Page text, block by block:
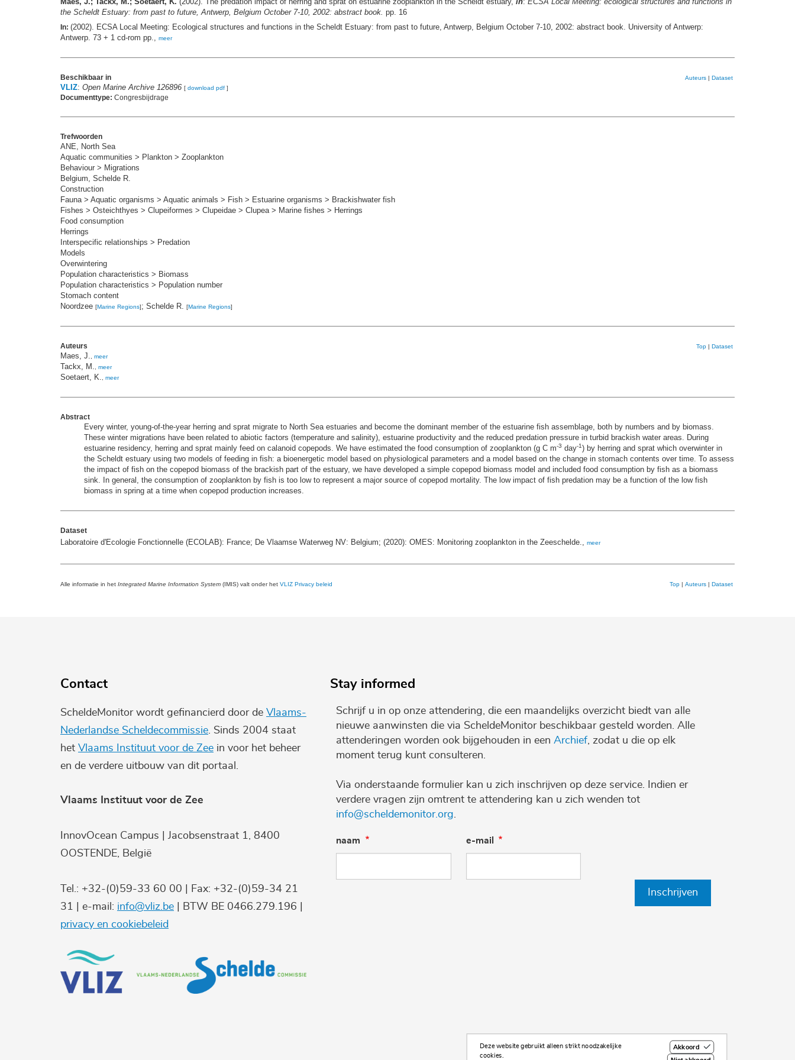
the Scheldt Estuary: from past to future, Antwerp, Belgium October 7-10, 2002: abstract book. pp. 16
In: (2002). ECSA Local Meeting: Ecological structures and functions in the Scheldt Estuary: from past to future, Antwerp, Belgium October 7-10, 2002: abstract book. University of Antwerp:
Antwerp. 73 + 1 cd-rom pp., meer
Beschikbaar in Auteurs | Dataset
VLIZ: Open Marine Archive 126896 [ download pdf ]
Documenttype: Congresbijdrage
Trefwoorden
ANE, North Sea
Aquatic communities > Plankton > Zooplankton
Behaviour > Migrations
Belgium, Schelde R.
Construction
Fauna > Aquatic organisms > Aquatic animals > Fish > Estuarine organisms > Brackishwater fish
Fishes > Osteichthyes > Clupeiformes > Clupeidae > Clupea > Marine fishes > Herrings
Food consumption
Herrings
Interspecific relationships > Predation
Models
Overwintering
Population characteristics > Biomass
Population characteristics > Population number
Stomach content
Noordzee [Marine Regions]; Schelde R. [Marine Regions]
Auteurs Top | Dataset
Maes, J., meer
Tackx, M., meer
Soetaert, K., meer
Abstract
Every winter, young-of-the-year herring and sprat migrate to North Sea estuaries and become the dominant member of the estuarine fish assemblage, both by numbers and by biomass.
These winter migrations have been related to abiotic factors (temperature and salinity), estuarine productivity and the reduced predation pressure in turbid brackish water areas. During
estuarine residency, herring and sprat mainly feed on calanoid copepods. We have estimated the food consumption of zooplankton (g C m-3 day-1) by herring and sprat which overwinter in
the Scheldt estuary using two models of feeding in fish: a bioenergetic model based on physiological parameters and a model based on the change in stomach contents over time. To assess
the impact of fish on the copepod biomass of the brackish part of the estuary, we have developed a simple copepod biomass model and included food consumption by fish as a biomass
sink. In general, the consumption of zooplankton by fish is too low to represent a major source of copepod mortality. The low impact of fish predation may be a function of the low fish
biomass in spring at a time when copepod production increases.
Dataset
Laboratoire d'Ecologie Fonctionnelle (ECOLAB): France; De Vlaamse Waterweg NV: Belgium; (2020): OMES: Monitoring zooplankton in the Zeeschelde., meer
Alle informatie in het Integrated Marine Information System (IMIS) valt onder het VLIZ Privacy beleid Top | Auteurs | Dataset
Contact
ScheldeMonitor wordt gefinancierd door de Vlaams-
Nederlandse Scheldecommissie . Sinds 2004 staat
het Vlaams Instituut voor de Zee in voor het beheer
en de verdere uitbouw van dit portaal.
Vlaams Instituut voor de Zee
InnovOcean Campus | Jacobsenstraat 1, 8400
OOSTENDE, België
Tel.: +32-(0)59-33 60 00 | Fax: +32-(0)59-34 21
31 | e-mail: info@vliz.be | BTW BE 0466.279.196 |
privacy en cookiebeleid
Stay informed
Schrijf u in op onze attendering, die een maandelijks overzicht biedt van alle
nieuwe aanwinsten die via ScheldeMonitor beschikbaar gesteld worden. Alle
attenderingen worden ook bijgehouden in een Archief , zodat u die op elk
moment terug kunt consulteren.
Via onderstaande formulier kan u zich inschrijven op deze service. Indien er
verdere vragen zijn omtrent te attendering kan u zich wenden tot
info@scheldemonitor.org
naam e-mail
Inschrijven
Deze website gebruikt alleen strikt noodzakelijke
cookies.
Akkoord